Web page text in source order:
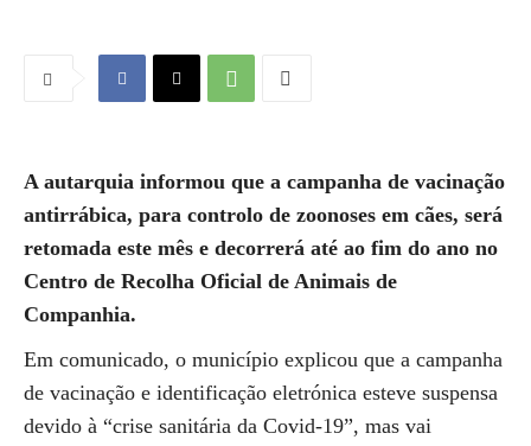
A autarquia informou que a campanha de vacinação
antirrábica, para controlo de zoonoses em cães, será
retomada este mês e decorrerá até ao fim do ano no
Centro de Recolha Oficial de Animais de
Companhia.
Em comunicado, o município explicou que a campanha
de vacinação e identificação eletrónica esteve suspensa
devido à “crise sanitária da Covid-19”, mas vai